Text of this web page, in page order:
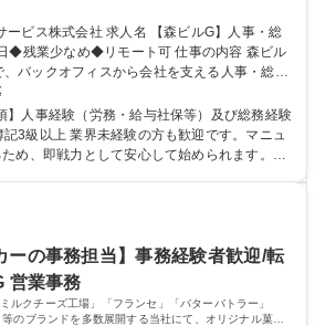
給 長期歓迎 駅近5分以内 土日祝休み
人名 【森ビルG】人事・総
め◆リモート可 仕事の内容 森ビル
バックオフィスから会社を支える人事・総務
の業務をバランスよく担当し、ゆくゆくは制
できる、やりがいある環境です。 ■勤怠管
続き、年末調整等の労務管理全般 ■入退社手続
度改定などのコア業務 ■社内イベントの企画
整っているため、安心して成長できます。 募
総務◆賞与5ヶ月◆年休120日◆残業少なめ◆
】人事経験（労務・給与社保等）及び総務経験
記3級以上 業界未経験の方も歓迎です。マニュ
め、即戦力として安心して始められます。
成長と組織への貢献度をダイレクトに実感で
リモート可など、ワークライフバランスを保
。 「これまでの幅広い経験を活かし、長期的な
前向きな意欲と挑戦を全力で応援します。 学
高専 短大 専修学校 高校 語学力： 資格：日商
2級 日商簿記検定3級
ーの事務担当】事務経験者歓迎/転
営業事務
ルクチーズ工場」「フランセ」「バターバトラー」
のブランドを多数展開する当社にて、オリジナル菓子